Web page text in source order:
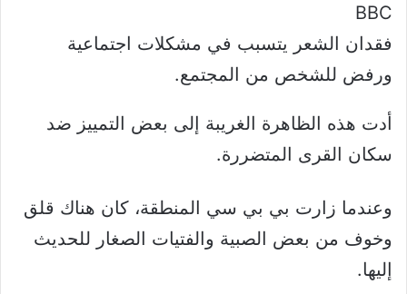
BBC
فقدان الشعر يتسبب في مشكلات اجتماعية
ورفض للشخص من المجتمع.
أدت هذه الظاهرة الغريبة إلى بعض التمييز ضد
سكان القرى المتضررة.
وعندما زارت بي بي سي المنطقة، كان هناك قلق
وخوف من بعض الصبية والفتيات الصغار للحديث
إليها.